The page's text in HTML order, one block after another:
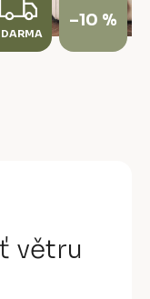
větru
Z
D
–10 %